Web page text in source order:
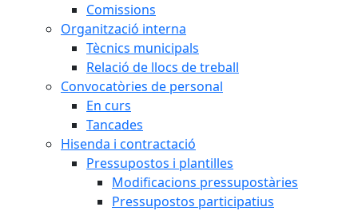
Comissions
Organització interna
Tècnics municipals
Relació de llocs de treball
Convocatòries de personal
En curs
Tancades
Hisenda i contractació
Pressupostos i plantilles
Modificacions pressupostàries
Pressupostos participatius